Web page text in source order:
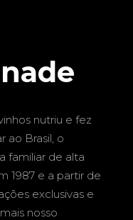
nutriu e fez
ao Brasil, o
familiar de alta
1987 e a partir de
exclusivas e
nosso